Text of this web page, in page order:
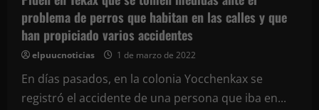
hace
lo
mismo
con
25
años
de
labor
en
aulas
problema de perros que habitan en las calles y que
han propiciado varios accidentes
elpuucnoticias 1 de marzo de 2022
En días pasados, en la colonia Yocchenkax se
registró el accidente de una persona que iba en...